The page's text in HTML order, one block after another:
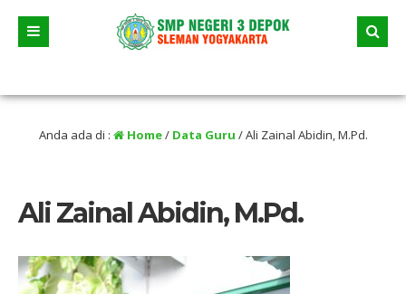
Anda ada di : Home/ Data Guru /Ali Zainal Abidin, M.Pd.
Ali Zainal Abidin, M.Pd.